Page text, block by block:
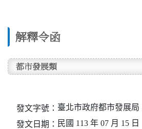
解釋令函
都市發展類
發文字號： 臺北市政府都市發展局
發文日期： 民國 113 年 07 月 15 日